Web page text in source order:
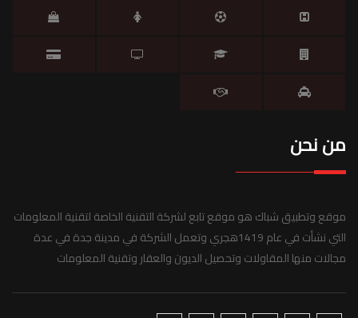
من نحن
موقع وتطبيق شباك هو موقع تابع لشركة التقنية الخاصة لتقنية المعلومات
التي نشأت في عام 1419هجري وتعمل الشركة في مدينة جدة في عدة
مجالات منها المقاولات وتحصيل الديون والعقار وتقنية المعلومات